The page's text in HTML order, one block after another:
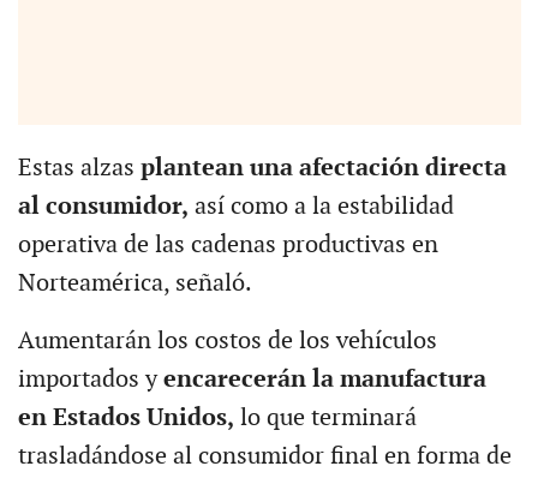
Estas alzas plantean una afectación directa
al consumidor, así como a la estabilidad
operativa de las cadenas productivas en
Norteamérica, señaló.
Aumentarán los costos de los vehículos
importados yencarecerán la manufactura
en Estados Unidos, lo que terminará
trasladándose al consumidor final en forma de